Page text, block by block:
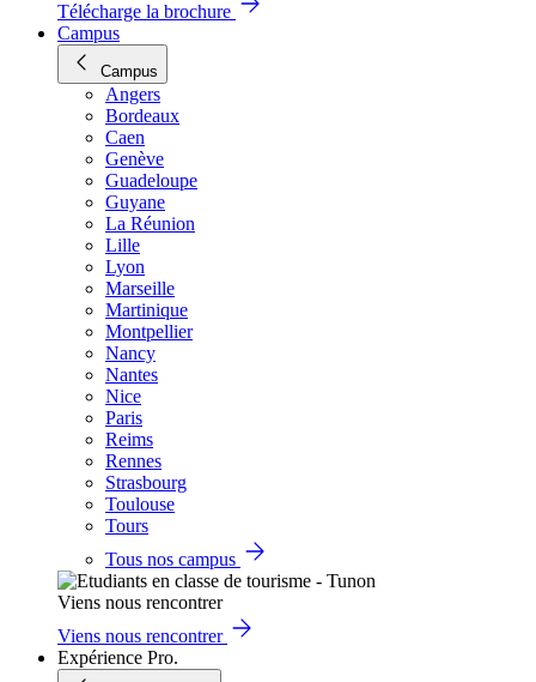
Télécharge la brochure
Campus
Campus
Angers
Bordeaux
Caen
Genève
Guadeloupe
Guyane
La Réunion
Lille
Lyon
Marseille
Martinique
Montpellier
Nancy
Nantes
Nice
Paris
Reims
Rennes
Strasbourg
Toulouse
Tours
Tous nos campus
Viens nous rencontrer
Viens nous rencontrer
Expérience Pro.